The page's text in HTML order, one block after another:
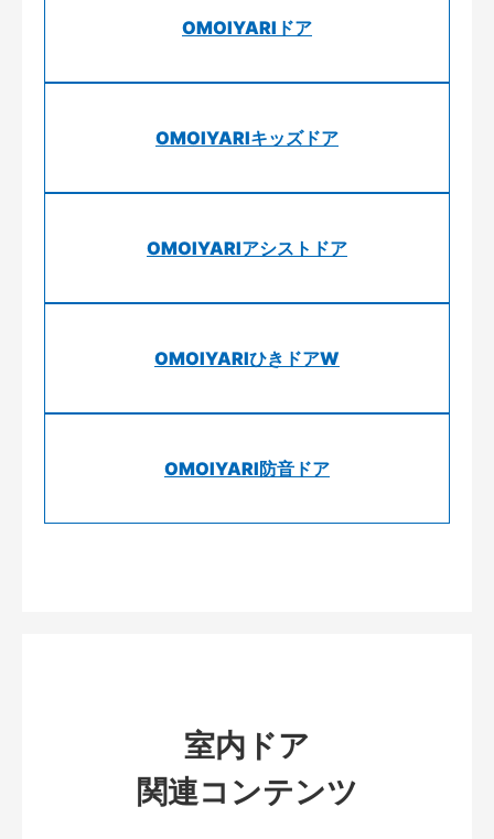
OMOIYARIドア
OMOIYARIキッズドア
OMOIYARIアシストドア
OMOIYARIひきドアW
OMOIYARI防音ドア
室内ドア
関連コンテンツ